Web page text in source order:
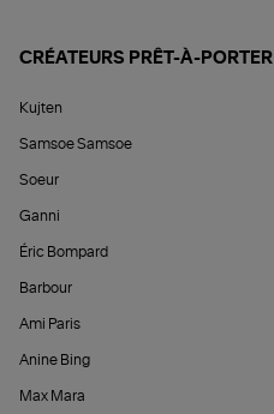
CRÉATEURS PRÊT-À-PORTER
Kujten
Samsoe Samsoe
Soeur
Ganni
Éric Bompard
Barbour
Ami Paris
Anine Bing
Max Mara